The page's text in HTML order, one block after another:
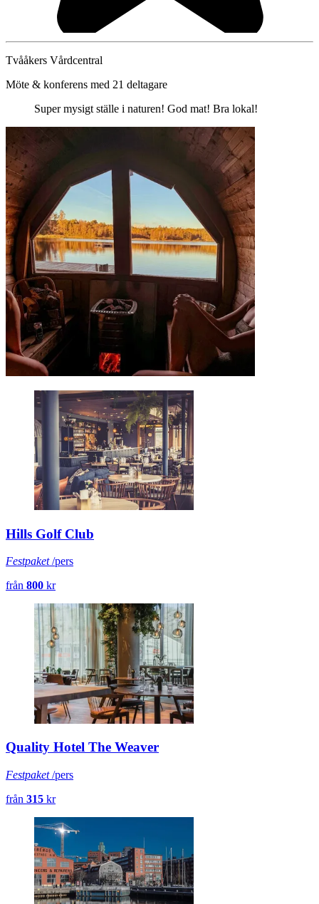
Tvååkers Vårdcentral
Möte & konferens med 21 deltagare
Super mysigt ställe i naturen! God mat! Bra lokal!
Hills Golf Club
Festpaket/pers
från 800 kr
Quality Hotel The Weaver
Festpaket/pers
från 315 kr